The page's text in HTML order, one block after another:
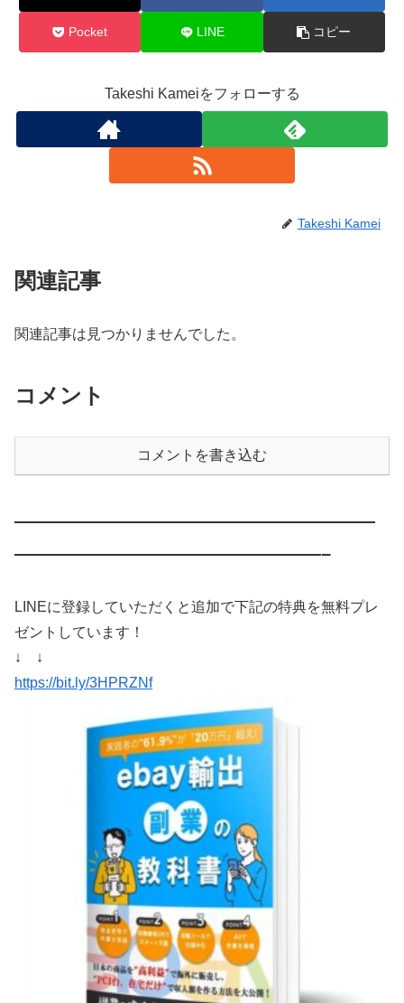
Pocket LINE コピー
Takeshi Kameiをフォローする
Takeshi Kamei
関連記事
関連記事は見つかりませんでした。
コメント
コメントを書き込む
————————————————————
—————————————————–
LINEに登録していただくと追加で下記の特典を無料プレ
ゼントしています！
↓ ↓
https://bit.ly/3HPRZNf